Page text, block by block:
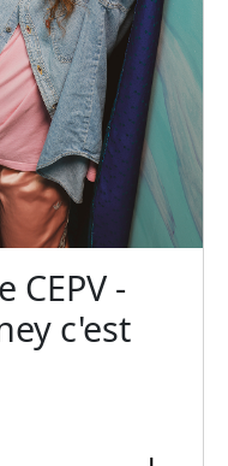
CEPV -
c'est